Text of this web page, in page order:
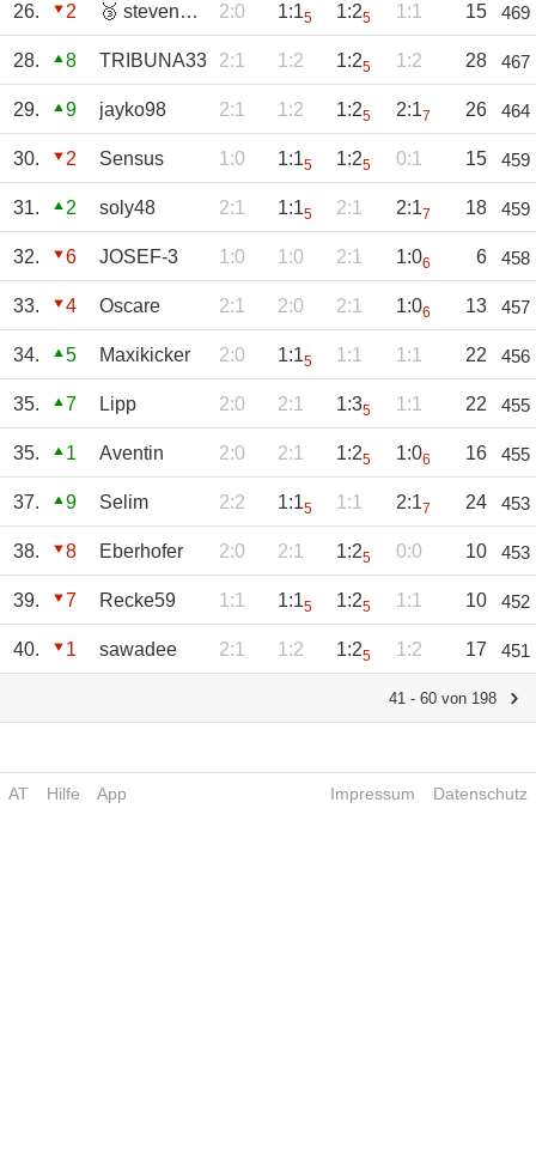
26. 2 🥉 stevenomen 2:0 1:15 1:25 1:1 15 469
28. 8 TRIBUNA33 2:1 1:2 1:25 1:2 28 467
29. 9 jayko98 2:1 1:2 1:25 2:17 26 464
30. 2 Sensus 1:0 1:15 1:25 0:1 15 459
31. 2 soly48 2:1 1:15 2:1 2:17 18 459
32. 6 JOSEF-3 1:0 1:0 2:1 1:06 6 458
33. 4 Oscare 2:1 2:0 2:1 1:06 13 457
34. 5 Maxikicker 2:0 1:15 1:1 1:1 22 456
35. 7 Lipp 2:0 2:1 1:35 1:1 22 455
35. 1 Aventin 2:0 2:1 1:25 1:06 16 455
37. 9 Selim 2:2 1:15 1:1 2:17 24 453
38. 8 Eberhofer 2:0 2:1 1:25 0:0 10 453
39. 7 Recke59 1:1 1:15 1:25 1:1 10 452
40. 1 sawadee 2:1 1:2 1:25 1:2 17 451
41 - 60 von 198
AT Hilfe App Impressum Datenschutz